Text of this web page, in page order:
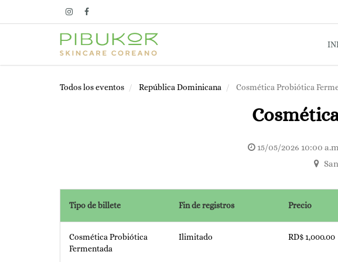
Todos los eventos República Dominicana Cosmética Probiótica
15/05/2026 10:00
Tipo de billete Fin de registros Precio
Cosmética Probiótica
Fermentada
Ilimitado RD$1,000.00